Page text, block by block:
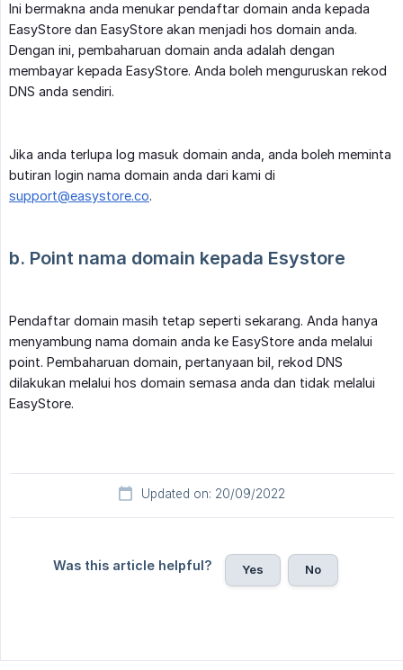
Ini bermakna anda menukar pendaftar domain anda kepada
EasyStore dan EasyStore akan menjadi hos domain anda.
Dengan ini, pembaharuan domain anda adalah dengan
membayar kepada EasyStore. Anda boleh menguruskan rekod
DNS anda sendiri.
Jika anda terlupa log masuk domain anda, anda boleh meminta
butiran login nama domain anda dari kami di
support@easystore.co.
b. Point nama domain kepada Esystore
Pendaftar domain masih tetap seperti sekarang. Anda hanya
menyambung nama domain anda ke EasyStore anda melalui
point. Pembaharuan domain, pertanyaan bil, rekod DNS
dilakukan melalui hos domain semasa anda dan tidak melalui
EasyStore.
Updated on: 20/09/2022
Was this article helpful? Yes No